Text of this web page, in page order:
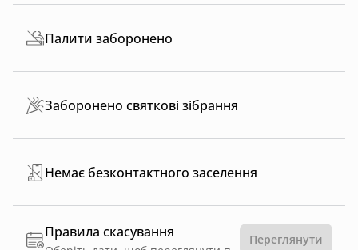
Палити заборонено
Заборонено святкові зібрання
Немає безконтактного заселення
Правила скасування Переглянути